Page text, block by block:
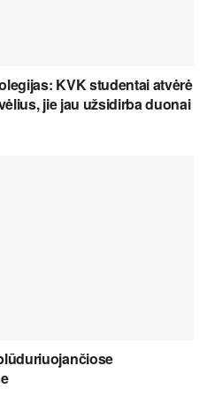
KVK studentai atvėrė
jie jau užsidirba duonai